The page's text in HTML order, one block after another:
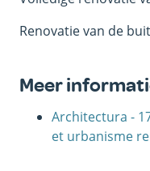
Renovatie van de
Meer
Architectura -
et urbanisme